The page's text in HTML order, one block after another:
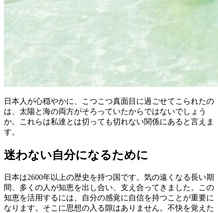
日本人が心穏やかに、こつこつ真面目に過ごせてこられたの
は、太陽と海の両方がそろっていたからではないでしょう
か。これらは私達とは切っても切れない関係にあると言えま
す。
迷わない自分になるために
日本は2600年以上の歴史を持つ国です。気の遠くなる長い期
間、多くの人が知恵を出し合い、支え合ってきました。この
知恵を活用するには、自分の感覚に自信を持つことが重要に
なります。そこに思想の入る隙はありません。不快を覚えた